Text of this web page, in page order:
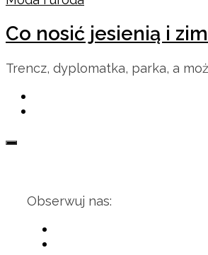
Co nosić jesienią i
Trencz, dyplomatka, parka, a
Obserwuj nas: